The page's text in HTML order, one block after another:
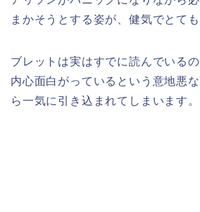
まかそうとする姿が、健気でとて
ブレットは実はすでに読んでいる
内心面白がっているという意地悪
ら一気に引き込まれてしまいます。